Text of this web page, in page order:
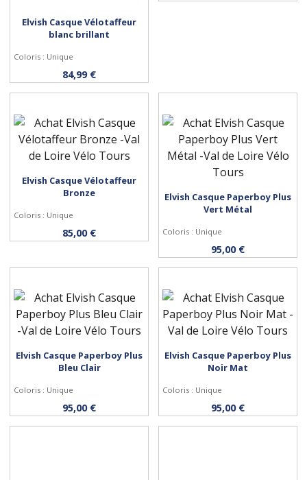
Personnaliser
Elvish Casque Vélotaffeur
blanc brillant
Coloris : Unique
84,99 €
Personnaliser
Elvish Casque Vélotaffeur
Bronze
Coloris : Unique
85,00 €
Personnaliser
Elvish Casque Paperboy Plus
Vert Métal
Coloris : Unique
95,00 €
Personnaliser
Elvish Casque Paperboy Plus
Bleu Clair
Coloris : Unique
95,00 €
Personnaliser
Elvish Casque Paperboy Plus
Noir Mat
Coloris : Unique
95,00 €